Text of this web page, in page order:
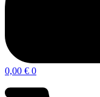
0,00 € 0